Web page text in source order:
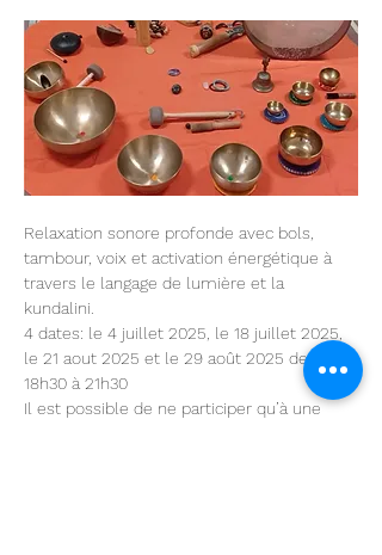
Relaxation sonore profonde avec bols,
tambour, voix et activation énergétique à
travers le langage de lumière et la
kundalini.
4 dates: le 4 juillet 2025, le 18 juillet 2025,
le 21 aout 2025 et le 29 août 2025 de
18h30 à 21h30
Il est possible de ne participer qu’à une